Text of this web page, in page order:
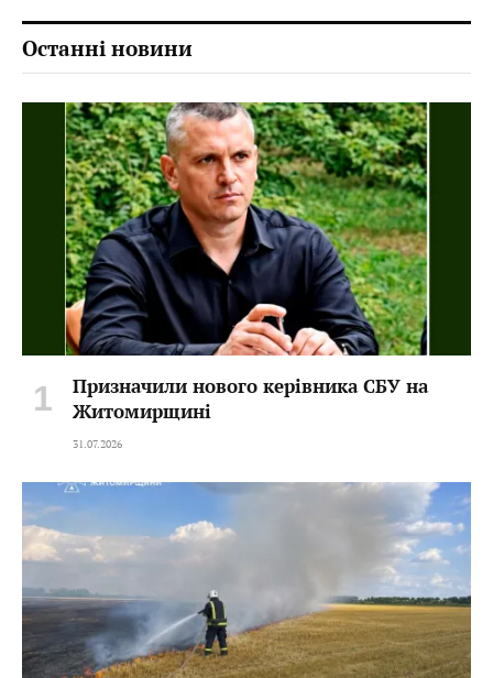
Останні новини
Призначили нового керівника СБУ на
Житомирщині
31.07.2026